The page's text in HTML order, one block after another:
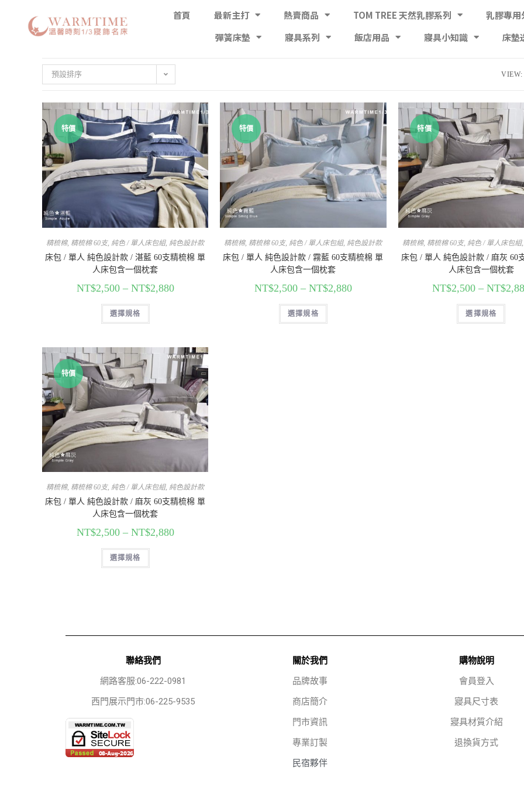
首頁 最新主打 熱賣商品 TOM TREE 天然乳膠系列
乳膠專用
彈簧床墊
寢具系列 飯店用品 寢具小知識 床墊
預設排序 VIEW:
特價
精梳棉, 精梳棉 60支, 純色 / 單人床包組, 純色設計款
床包 / 單人 純色設計款 / 湛藍 60支精梳棉 單
人床包含一個枕套
NT$2,500– NT$2,880
選擇規格
特價
精梳棉, 精梳棉 60支, 純色 / 單人床包組, 純色設計款
床包 / 單人 純色設計款 / 霧藍 60支精梳棉 單
人床包含一個枕套
NT$2,500– NT$2,880
選擇規格
特價
精梳棉, 精梳棉 60支, 純色 / 單人床包組
床包 / 單人 純色設計款 / 麻灰 60
人床包含一個枕套
NT$2,500 –NT$
選擇規格
特價
精梳棉, 精梳棉 60支, 純色 / 單人床包組, 純色設計款
床包 / 單人 純色設計款 / 麻灰 60支精梳棉 單
人床包含一個枕套
NT$2,500– NT$2,880
選擇規格
聯絡我們
網路客服:06-222-0981
西門展示門市:06-225-9535
關於我們
品牌故事
商店簡介
門市資訊
專業訂製
民宿夥伴
購物說明
會員登入
寢具尺寸表
寢具材質介紹
退換貨方式